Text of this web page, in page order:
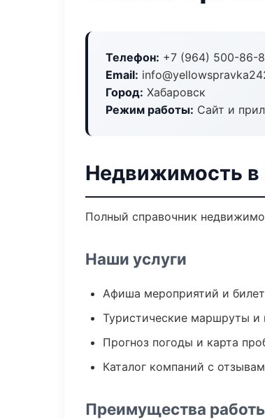
Телефон: +7 (964) 500-86-
Email:
Город: Хабаровск
Режим работы: Сайт и
Недвижимость в
Полный справочник
Наши услуги
Афиша мероприятий и
Туристические маршруты и
Прогноз погоды и карта
Каталог компаний с
Преимущества